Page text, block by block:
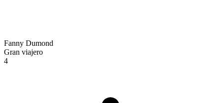
Fanny Dumond
Gran viajero
4